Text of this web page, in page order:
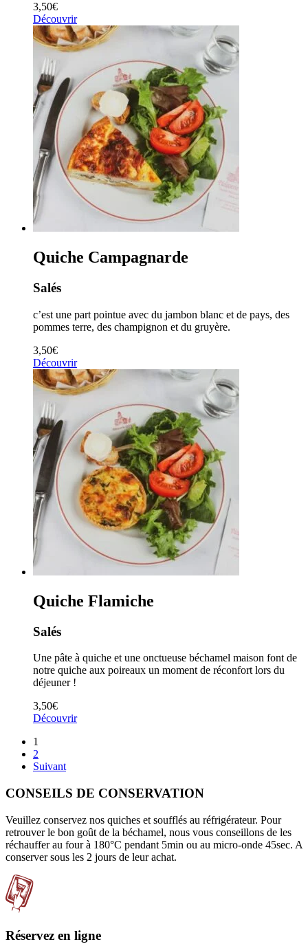
3,50€
Découvrir
Quiche Campagnarde
Salés
c’est une part pointue avec du jambon blanc et de pays, des
pommes terre, des champignon et du gruyère.
3,50€
Découvrir
Quiche Flamiche
Salés
Une pâte à quiche et une onctueuse béchamel maison font de
notre quiche aux poireaux un moment de réconfort lors du
déjeuner !
3,50€
Découvrir
1
2
Suivant
CONSEILS DE CONSERVATION
Veuillez conservez nos quiches et soufflés au réfrigérateur. Pour
retrouver le bon goût de la béchamel, nous vous conseillons de les
réchauffer au four à 180°C pendant 5min ou au micro-onde 45sec. A
conserver sous les 2 jours de leur achat.
Réservez en ligne